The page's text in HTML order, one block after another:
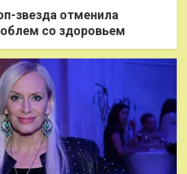
звезда отменила
со здоровьем